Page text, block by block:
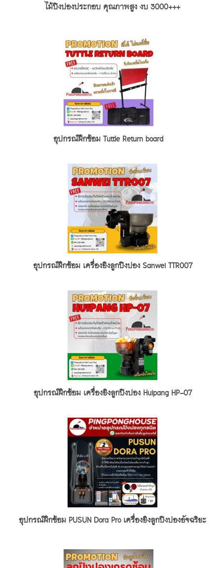
ไม้ปิงปองประกอบ คุณภาพสูง งบ 3000+++
อุปกรณ์ฝึกซ้อม Tuttle Return board
อุปกรณ์ฝึกซ้อม เครื่องยิงลูกปิงปอง Sanwei TTR007
อุปกรณ์ฝึกซ้อม เครื่องยิงลูกปิงปอง Huipang HP-07
อุปกรณ์ฝึกซ้อม PUSUN Dora Pro เครื่องยิงลูกปิงปองอัจฉริยะ